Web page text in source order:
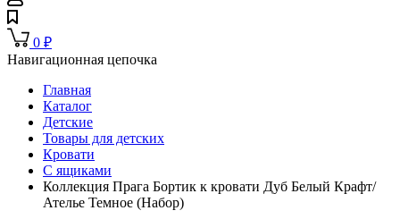
0 ₽
Навигационная цепочка
Главная
Каталог
Детские
Товары для детских
Кровати
С ящиками
Коллекция Прага Бортик к кровати Дуб Белый Крафт/
Ателье Темное (Набор)